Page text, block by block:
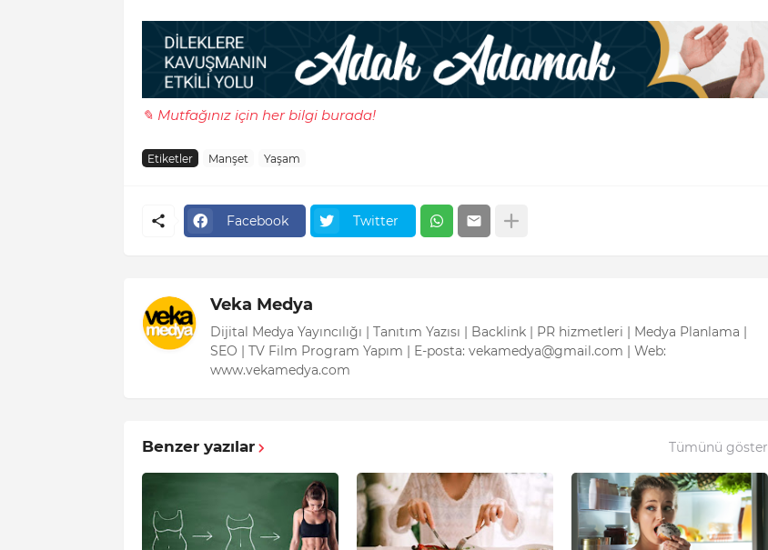
✎ Mutfağınız için her bilgi burada!
Etiketler Manşet Yaşam
Facebook Twitter
Veka Medya
Dijital Medya Yayıncılığı | Tanıtım Yazısı | Backlink | PR hizmetleri | Medya Planlama |
SEO | TV Film Program Yapım | E-posta: vekamedya@gmail.com | Web:
www.vekamedya.com
Benzer yazılar Tümünü göster